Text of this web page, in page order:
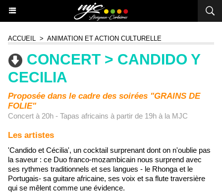
ACCUEIL > ANIMATION ET ACTION CULTURELLE
CONCERT > CANDIDO Y
CECILIA
Proposée dans le cadre des soirées "GRAINS DE
FOLIE"
Concert à 20h - Tapas africains à partir de 19h à la MJC
Les artistes
'Candido et Cécilia', un cocktail surprenant dont on n'oublie pas
la saveur : ce Duo franco-mozambicain nous surprend avec
ses rythmes traditionnels et ses langues - le Rhonga et le
Portugais- sa guitare africaine, ses voix et sa flute traversière
qui se mêlent comme une évidence.